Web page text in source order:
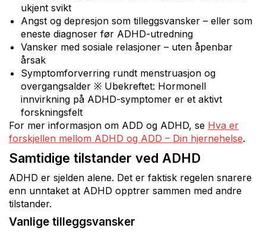
ukjent svikt
Angst og depresjon som tilleggsvansker – eller som
eneste diagnoser før ADHD-utredning
Vansker med sosiale relasjoner – uten åpenbar
årsak
Symptomforverring rundt menstruasjon og
overgangsalder ※ Ubekreftet: Hormonell
innvirkning på ADHD-symptomer er et aktivt
forskningsfelt
For mer informasjon om ADD og ADHD, se Hva er
forskjellen mellom ADHD og ADD – Din hjernehelse.
Samtidige tilstander ved ADHD
ADHD er sjelden alene. Det er faktisk regelen snarere
enn unntaket at ADHD opptrer sammen med andre
tilstander.
Vanlige tilleggsvansker